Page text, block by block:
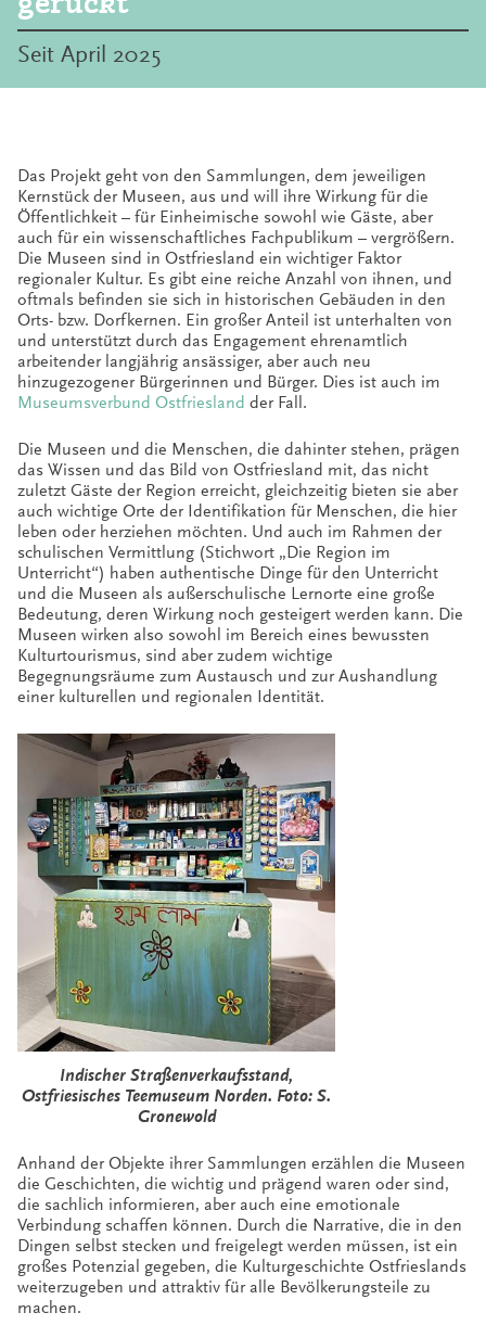
Seit April 2025
Das Projekt geht von den Sammlungen, dem jeweiligen
Kernstück der Museen, aus und will ihre Wirkung für die
Öffentlichkeit – für Einheimische sowohl wie Gäste, aber
auch für ein wissenschaftliches Fachpublikum – vergrößern.
Die Museen sind in Ostfriesland ein wichtiger Faktor
regionaler Kultur. Es gibt eine reiche Anzahl von ihnen, und
oftmals befinden sie sich in historischen Gebäuden in den
Orts- bzw. Dorfkernen. Ein großer Anteil ist unterhalten von
und unterstützt durch das Engagement ehrenamtlich
arbeitender langjährig ansässiger, aber auch neu
hinzugezogener Bürgerinnen und Bürger. Dies ist auch im
Museumsverbund Ostfriesland der Fall.
Die Museen und die Menschen, die dahinter stehen, prägen
das Wissen und das Bild von Ostfriesland mit, das nicht
zuletzt Gäste der Region erreicht, gleichzeitig bieten sie aber
auch wichtige Orte der Identifikation für Menschen, die hier
leben oder herziehen möchten. Und auch im Rahmen der
schulischen Vermittlung (Stichwort „Die Region im
Unterricht“) haben authentische Dinge für den Unterricht
und die Museen als außerschulische Lernorte eine große
Bedeutung, deren Wirkung noch gesteigert werden kann. Die
Museen wirken also sowohl im Bereich eines bewussten
Kulturtourismus, sind aber zudem wichtige
Begegnungsräume zum Austausch und zur Aushandlung
einer kulturellen und regionalen Identität.
Indischer Straßenverkaufsstand,
Ostfriesisches Teemuseum Norden. Foto: S.
Gronewold
Anhand der Objekte ihrer Sammlungen erzählen die Museen
die Geschichten, die wichtig und prägend waren oder sind,
die sachlich informieren, aber auch eine emotionale
Verbindung schaffen können. Durch die Narrative, die in den
Dingen selbst stecken und freigelegt werden müssen, ist ein
großes Potenzial gegeben, die Kulturgeschichte Ostfrieslands
weiterzugeben und attraktiv für alle Bevölkerungsteile zu
machen.